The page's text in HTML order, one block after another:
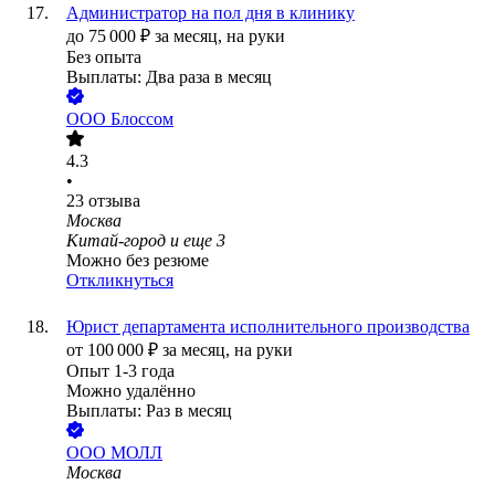
Администратор на пол дня в клинику
до 75 000 ₽ за месяц, на руки
Без опыта
Выплаты: Два раза в месяц
ООО Блоссом
4.3
•
23 отзыва
Москва
Китай-город и еще 3
Можно без резюме
Откликнуться
Юрист департамента исполнительного производства
от 100 000 ₽ за месяц, на руки
Опыт 1-3 года
Можно удалённо
Выплаты: Раз в месяц
ООО МОЛЛ
Москва